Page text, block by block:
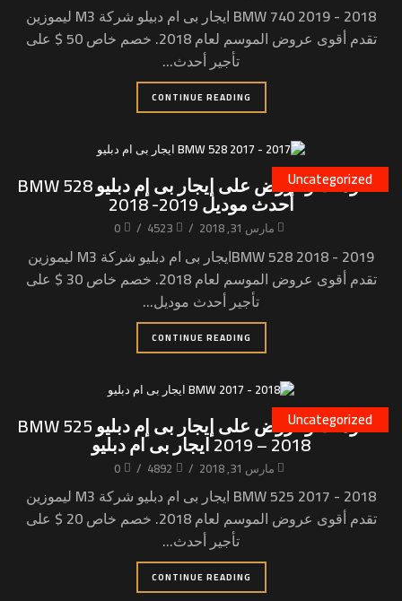
BMW 740 2019 - 2018 ايجار بى ام دبيلو شركة M3 ليموزين
تقدم أقوى عروض الموسم لعام 2018. خصم خاص 50 $ على
تأجير أحدث...
CONTINUE READING
Uncategorized خصومات وعروض على إيجار بى إم دبليو BMW 528
أحدث موديل 2019- 2018
مارس 31, 2018 /
4523
/
0
BMW 528 2018 - 2019ايجار بى ام دبليو شركة M3 ليموزين
تقدم أقوى عروض الموسم لعام 2018. خصم خاص 30 $ على
تأجير أحدث موديل...
CONTINUE READING
Uncategorized خصومات وعروض على إيجار بى إم دبليو BMW 525
2019 – 2018 ايجار بى ام دبليو
مارس 31, 2018 /
4892
/
0
BMW 525 2017 - 2018 ايجار بى ام دبليو شركة M3 ليموزين
تقدم أقوى عروض الموسم لعام 2018. خصم خاص 20 $ على
تأجير أحدث...
CONTINUE READING